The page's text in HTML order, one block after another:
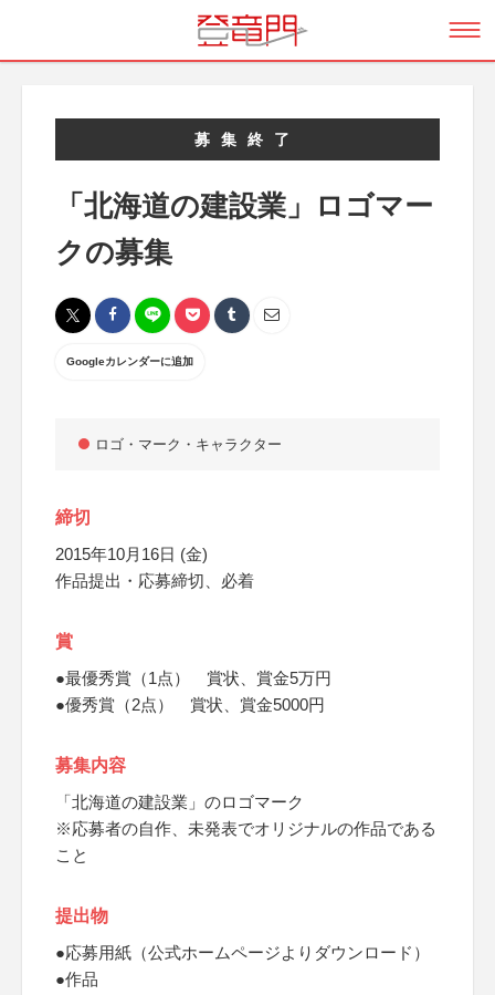
募集終了
「北海道の建設業」ロゴマー
クの募集
Googleカレンダーに追加
ロゴ・マーク・キャラクター
締切
2015年10月16日 (金)
作品提出・応募締切、必着
賞
●最優秀賞（1点） 賞状、賞金5万円
●優秀賞（2点） 賞状、賞金5000円
募集内容
「北海道の建設業」のロゴマーク
※応募者の自作、未発表でオリジナルの作品である
こと
提出物
●応募用紙（公式ホームページよりダウンロード）
●作品